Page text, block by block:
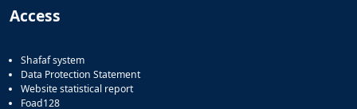
Access
Shafaf system
Data Protection Statement
Website statistical report
Foad128